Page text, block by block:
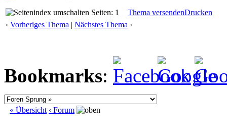
Seiten: 1 Thema versendenDrucken
‹ Vorheriges Thema | Nächstes Thema ›
Bookmarks:
« Übersicht ‹ Forum